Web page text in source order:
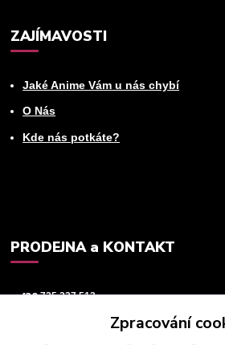
ZAJÍMAVOSTI
Jaké Anime Vám u nás chybí
O Nás
Kde nás potkáte?
PRODEJNA a KONTAKT
+420725 237 512
Zpracování